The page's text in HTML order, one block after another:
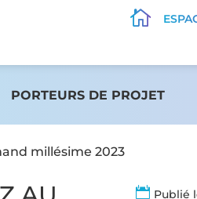

PORTEURS DE PROJET
millésime 2023
 Publié